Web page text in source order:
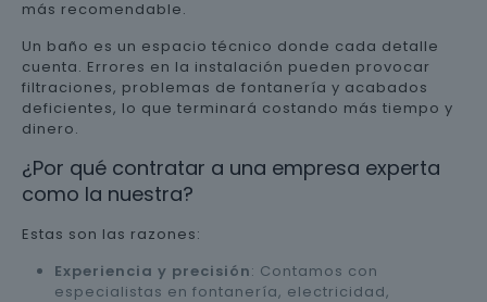
más recomendable.
Un baño es un espacio técnico donde cada detalle
cuenta. Errores en la instalación pueden provocar
filtraciones, problemas de fontanería y acabados
deficientes, lo que terminará costando más tiempo y
dinero.
¿Por qué contratar a una empresa experta
como la nuestra?
Estas son las razones:
Experiencia y precisión: Contamos con
especialistas en fontanería, electricidad,